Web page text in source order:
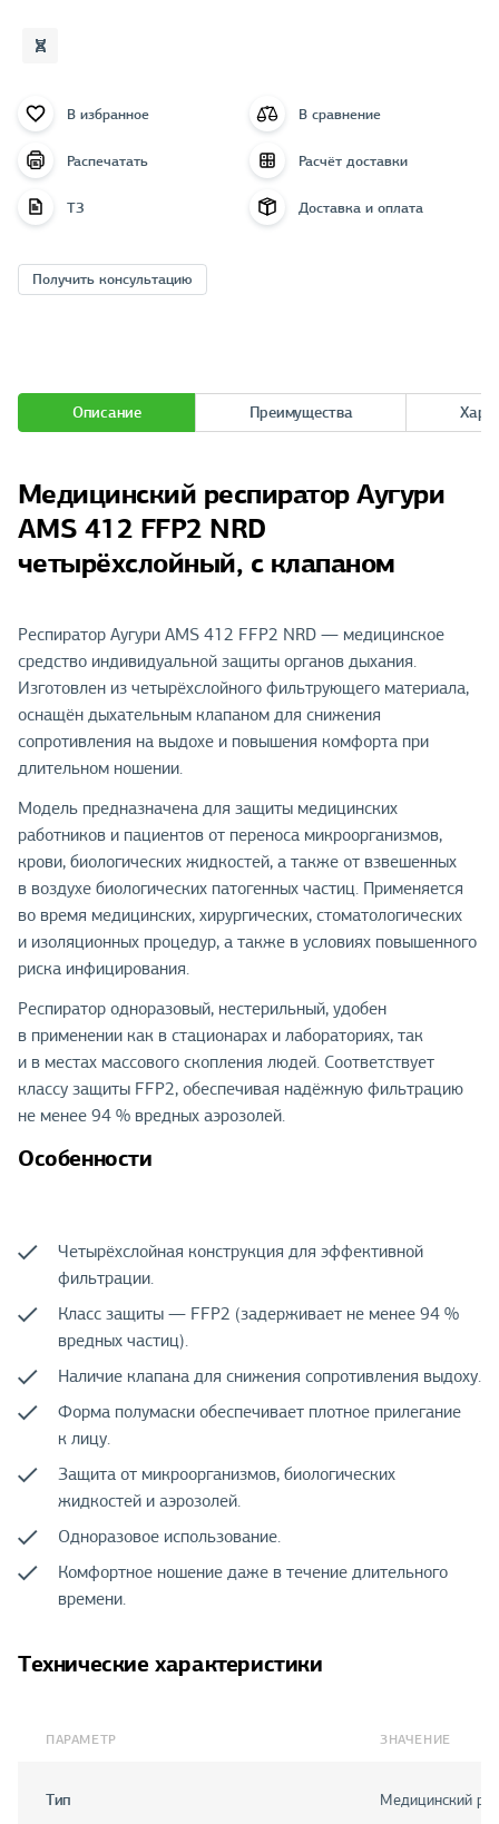
В избранное В сравнение
Распечатать Расчёт доставки
ТЗ Доставка и оплата
Получить консультацию
Описание Преимущества
Медицинский респиратор Аугури
AMS 412 FFP2 NRD
четырёхслойный, с клапаном
Респиратор Аугури AMS 412 FFP2 NRD — медицинское
средство индивидуальной защиты органов дыхания.
Изготовлен из четырёхслойного фильтрующего материала,
оснащён дыхательным клапаном для снижения
сопротивления на выдохе и повышения комфорта при
длительном ношении.
Модель предназначена для защиты медицинских
работников и пациентов от переноса микроорганизмов,
крови, биологических жидкостей, а также от взвешенных
в воздухе биологических патогенных частиц. Применяется
во время медицинских, хирургических, стоматологических
и изоляционных процедур, а также в условиях повышенного
риска инфицирования.
Респиратор одноразовый, нестерильный, удобен
в применении как в стационарах и лабораториях, так
и в местах массового скопления людей. Соответствует
классу защиты FFP2, обеспечивая надёжную фильтрацию
не менее 94 % вредных аэрозолей.
Особенности
Четырёхслойная конструкция для эффективной
фильтрации.
Класс защиты — FFP2 (задерживает не менее 94 %
вредных частиц).
Наличие клапана для снижения сопротивления выдоху.
Форма полумаски обеспечивает плотное прилегание
к лицу.
Защита от микроорганизмов, биологических
жидкостей и аэрозолей.
Одноразовое использование.
Комфортное ношение даже в течение длительного
времени.
Технические характеристики
ПАРАМЕТР ЗНАЧЕНИЕ
Тип Медицинский